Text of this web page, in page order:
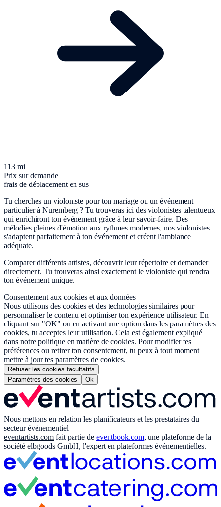
113 mi
Prix sur demande
frais de déplacement en sus
Tu cherches un violoniste pour ton mariage ou un événement
particulier à Nuremberg ? Tu trouveras ici des violonistes talentueux
qui enrichiront ton événement grâce à leur savoir-faire. Des
mélodies pleines d'émotion aux rythmes modernes, nos violonistes
s'adaptent parfaitement à ton événement et créent l'ambiance
adéquate.
Comparer différents artistes, découvrir leur répertoire et demander
directement. Tu trouveras ainsi exactement le violoniste qui rendra
ton événement unique.
Consentement aux cookies et aux données
Nous utilisons des cookies et des technologies similaires pour
personnaliser le contenu et optimiser ton expérience utilisateur. En
cliquant sur "OK" ou en activant une option dans les paramètres des
cookies, tu acceptes leur utilisation. Cela est également expliqué
dans notre politique en matière de cookies. Pour modifier tes
préférences ou retirer ton consentement, tu peux à tout moment
mettre à jour tes paramètres de cookies.
Refuser les cookies facultatifs
Paramètres des cookies
Ok
Nous mettons en relation les planificateurs et les prestataires du
secteur événementiel
eventartists.com fait partie de eventbook.com, une plateforme de la
société elbgoods GmbH, l'expert en plateformes événementielles.